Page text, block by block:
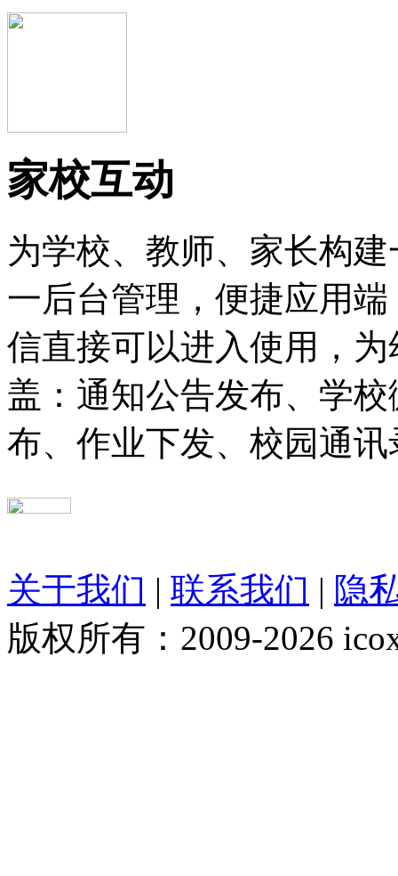
家校互动
为学校、教师、家长构
一后台管理，便捷应用
信直接可以进入使用，
盖：通知公告发布、学
布、作业下发、校园通
关于我们 | 联系我们 | 隐
版权所有：2009-2026